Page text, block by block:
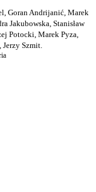
Goran Andrijanić, Marek
Jakubowska, Stanisław
Potocki, Marek Pyza,
Szmit.